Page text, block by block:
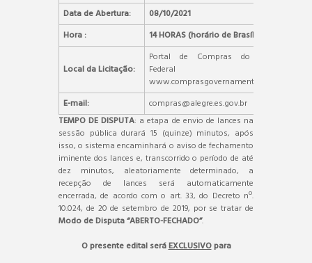
Data de Abertura:
08/10/2021
Hora :
14 HORAS (horário de Brasília)
Local da Licitação:
Portal de Compras do Governo
Federal –
www.comprasgovernamentais.gov.br.
E-mail:
compras@alegre.es.gov.br
TEMPO DE DISPUTA: a etapa de envio de lances na
sessão pública durará 15 (quinze) minutos, após
isso, o sistema encaminhará o aviso de fechamento
iminente dos lances e, transcorrido o período de até
dez minutos, aleatoriamente determinado, a
recepção de lances será automaticamente
encerrada, de acordo com o art. 33, do Decreto nº.
10.024, de 20 de setembro de 2019, por se tratar de
Modo de Disputa “ABERTO-FECHADO”.
O presente edital seráEXCLUSIVOpara